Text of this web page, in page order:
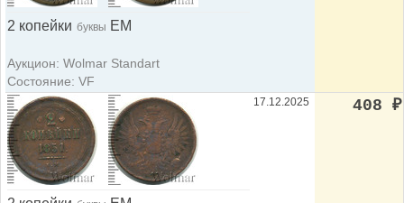
2 копейки буквы ЕМ
Аукцион: Wolmar Standart
Состояние: VF
17.12.2025 408 ₽